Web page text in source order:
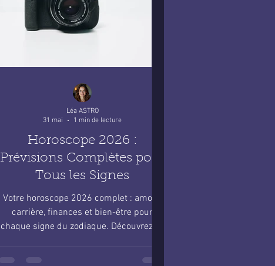
Horoscope 2026 :
Prévisions Complètes pour
Tous les Signes
Votre horoscope 2026 complet : amour,
carrière, finances et bien-être pour
chaque signe du zodiaque. Découvrez ce
Léa ASTRO
31 mai
1 min de lecture